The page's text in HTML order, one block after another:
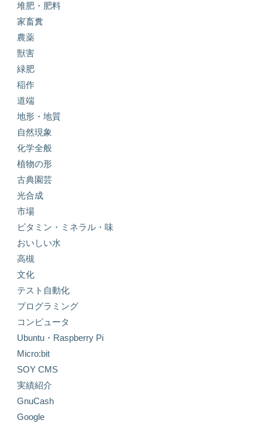
堆肥・肥料
家畜糞
農薬
獣害
緑肥
稲作
道端
地形・地質
自然現象
化学全般
植物の形
古典園芸
光合成
市場
ビタミン・ミネラル・味
おいしい水
高槻
文化
テスト自動化
プログラミング
コンピュータ
Ubuntu・Raspberry Pi
Micro:bit
SOY CMS
実績紹介
GnuCash
Google